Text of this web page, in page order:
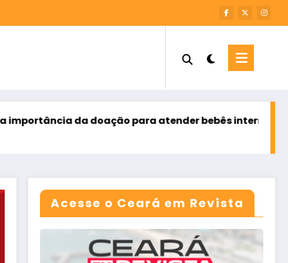
para atender bebês internados Ceará encerra
Acesse o Ceará em Revista